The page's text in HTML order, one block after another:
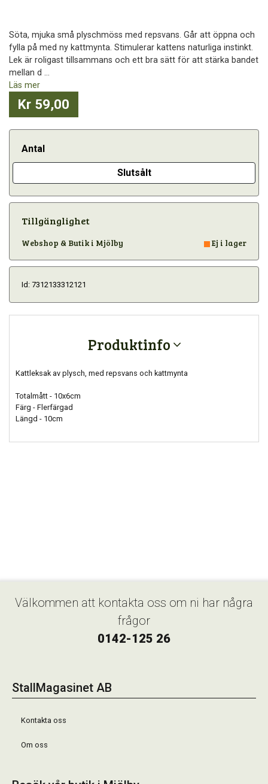
Söta, mjuka små plyschmöss med repsvans. Går att öppna och
fylla på med ny kattmynta. Stimulerar kattens naturliga instinkt.
Lek är roligast tillsammans och ett bra sätt för att stärka bandet
mellan d ...
Läs mer
Kr 59,00
Antal
Slutsålt
Tillgänglighet
Webshop & Butik i Mjölby Ej i lager
Id: 7312133312121
Produktinfo
Kattleksak av plysch, med repsvans och kattmynta
Totalmått - 10x6cm
Färg - Flerfärgad
Längd - 10cm
Välkommen att kontakta oss om ni har några
frågor
0142-125 26
StallMagasinet AB
Kontakta oss
Om oss